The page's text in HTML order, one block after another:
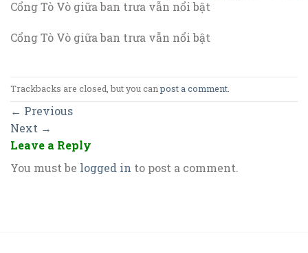
Cổng Tò Vò giữa ban trưa vẫn nổi bật
Cổng Tò Vò giữa ban trưa vẫn nổi bật
Trackbacks are closed, but you canpost a comment.
← Previous
Next →
Leave a Reply
You must be logged in to post a comment.